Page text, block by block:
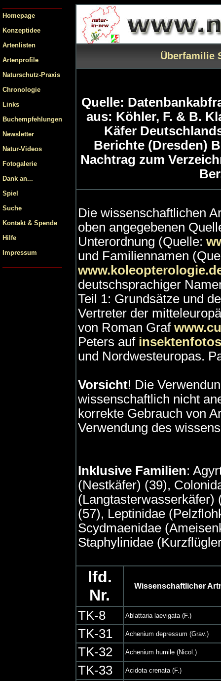
Homepage
Konzeptidee
Artenlisten
Artenprofile
Naturschutz-Praxis
Chronologie
Links
Buchempfehlungen
Newsletter
Natur-Videos
Fotogalerie
Dank an...
Spiel
Suche
Kontakt & Spende
Hilfe
Impressum
Überfamilie
Quelle:
aus: Köhler, F. & B.
Käfer
Berichte (Dresden)
Nachtrag zum
Die wissenschaftlichen
oben angegebenen
Unterordnung (Quelle:
und Familiennamen
deutschsprachiger
Teil 1: Grundsätze und
Vertreter der
von Roman Graf
Peters auf
und Nordwesteuropas.
Vorsicht! Die
wissenschaftlich nicht
korrekte Gebrauch von
Verwendung des
Inklusive Familien:
(Nestkäfer) (39),
(Langtasterwasserkäfer)
(57), Leptinidae
Scydmaenidae
Staphylinidae
lfd.
Nr.
Wissenschaftlicher
TK-8 Ablattaria laevigata (F.)
TK-31 Achenium depressum (Grav.)
TK-32 Achenium humile (Nicol.)
TK-33 Acidota crenata (F.)